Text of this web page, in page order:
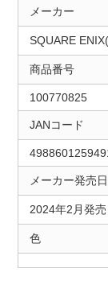
メーカー
SQUARE
商品番号
100770825
JANコード
メーカー発売日
2024年2月発売
色